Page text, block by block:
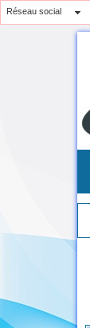
Réseau social